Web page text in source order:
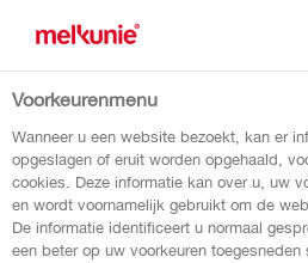
terug naar overzicht
vanille
Voorkeurenmenu
Wanneer u een website bezoekt, kan er
opgeslagen of eruit worden opgehaald,
cookies. Deze informatie kan over u, uw
en wordt voornamelijk gebruikt om de
De informatie identificeert u normaal
een beter op uw voorkeuren